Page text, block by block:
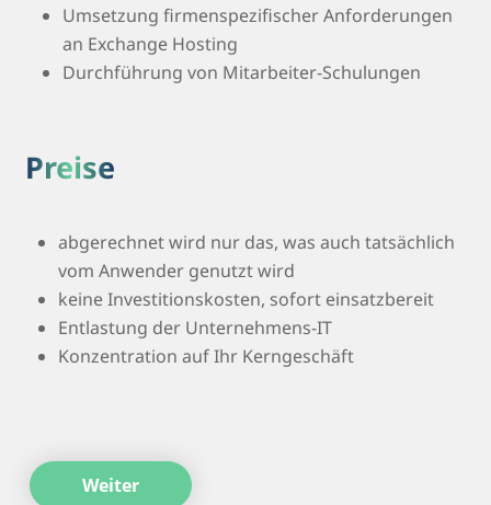
Umsetzung firmenspezifischer Anforderungen
an Exchange Hosting
Durchführung von Mitarbeiter-Schulungen
Preise
abgerechnet wird nur das, was auch tatsächlich
vom Anwender genutzt wird
keine Investitionskosten, sofort einsatzbereit
Entlastung der Unternehmens-IT
Konzentration auf Ihr Kerngeschäft
Weiter